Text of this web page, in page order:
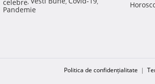
Pandemie
Politica de confidențialitate |